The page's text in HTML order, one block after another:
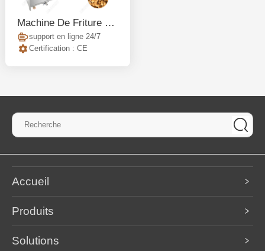
Machine De Friture De Noix De Cajou Pour Pois Chiches Automatique
support en ligne 24/7
Certification : CE
Accueil
Produits
Solutions